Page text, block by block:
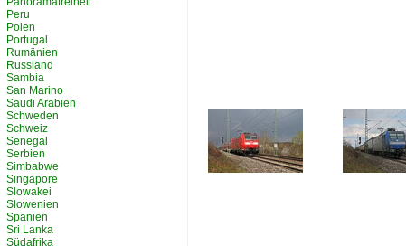
Peru
Polen
Portugal
Rumänien
Russland
Sambia
San Marino
Saudi Arabien
Schweden
Schweiz
Senegal
Serbien
Simbabwe
Singapore
Slowakei
Slowenien
Spanien
Sri Lanka
Südafrika